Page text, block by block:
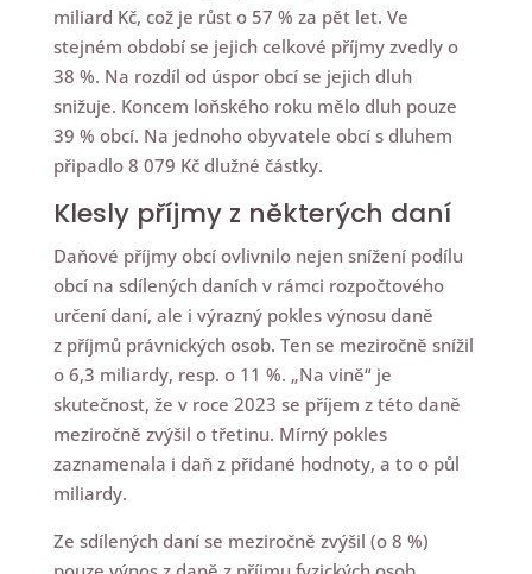
miliard Kč, což je růst o 57 % za pět let. Ve
stejném období se jejich celkové příjmy zvedly o
38 %. Na rozdíl od úspor obcí se jejich dluh
snižuje. Koncem loňského roku mělo dluh pouze
39 % obcí. Na jednoho obyvatele obcí s dluhem
připadlo 8 079 Kč dlužné částky.
Klesly příjmy z některých daní
Daňové příjmy obcí ovlivnilo nejen snížení podílu
obcí na sdílených daních v rámci rozpočtového
určení daní, ale i výrazný pokles výnosu daně
z příjmů právnických osob. Ten se meziročně snížil
o 6,3 miliardy, resp. o 11 %. „Na vině“ je
skutečnost, že v roce 2023 se příjem z této daně
meziročně zvýšil o třetinu. Mírný pokles
zaznamenala i daň z přidané hodnoty, a to o půl
miliardy.
Ze sdílených daní se meziročně zvýšil (o 8 %)